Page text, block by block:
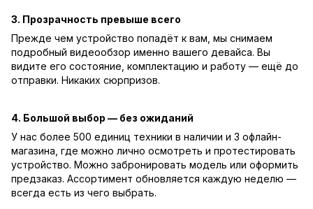
3. Прозрачность превыше всего
Прежде чем устройство попадёт к вам, мы снимаем
подробный видеообзор именно вашего девайса. Вы
видите его состояние, комплектацию и работу — ещё до
отправки. Никаких сюрпризов.
4. Большой выбор — без ожиданий
У нас более 500 единиц техники в наличии и 3 офлайн-
магазина, где можно лично осмотреть и протестировать
устройство. Можно забронировать модель или оформить
предзаказ. Ассортимент обновляется каждую неделю —
всегда есть из чего выбрать.